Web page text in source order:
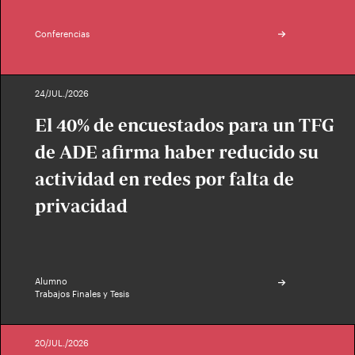
Conferencias
24/JUL./2026
El 40% de encuestados para un TFG
de ADE afirma haber reducido su
actividad en redes por falta de
privacidad
Alumno
Trabajos Finales y Tesis
20/JUL./2026